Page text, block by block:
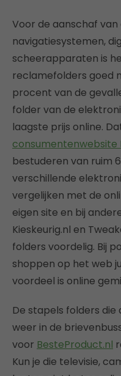
Voor de aanschaf van
navigatiesystemen,
scheerapparaten is
reclamefolders goed
procent van de
folder van de
laagste prijs online.
consumentenwebsite
bestuderen van ruim
verschillende
vergelijken met de
eigen site en bij
Kieskeurig.nl en
folders voordelig. Bij
shoppen op het web
voordeel is online
De stapels folders
weer in de
voor BesteProduct.nl
Kun je die televisie,